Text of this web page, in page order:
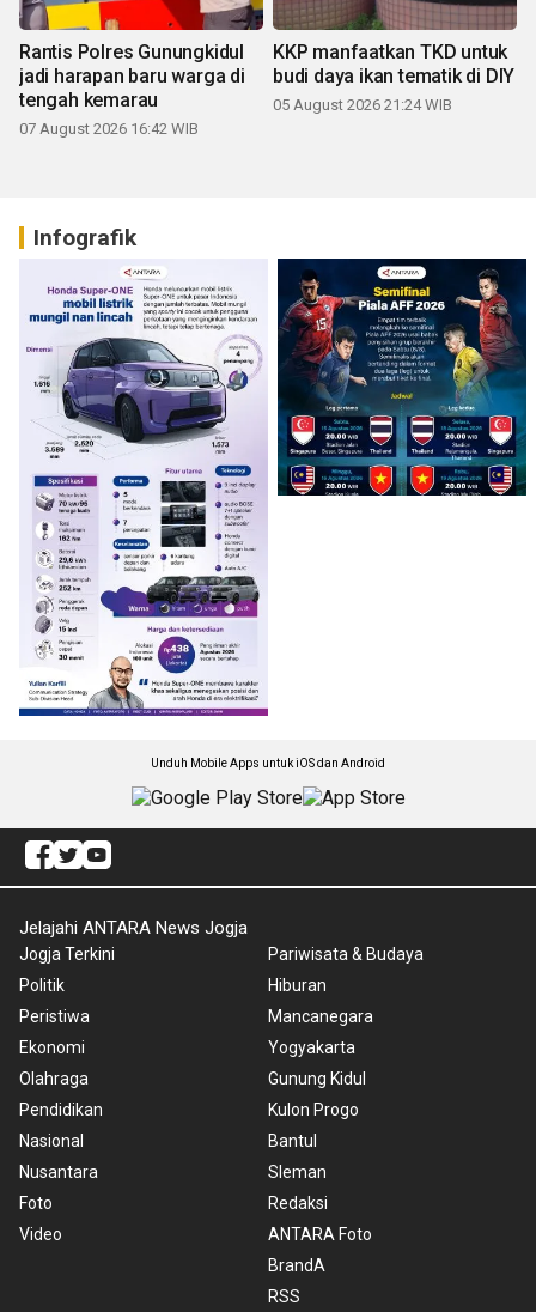
Rantis Polres Gunungkidul
jadi harapan baru warga di
tengah kemarau
07 August 2026 16:42 WIB
KKP manfaatkan TKD untuk
budi daya ikan tematik di DIY
05 August 2026 21:24 WIB
Infografik
Unduh Mobile Apps untuk iOS dan Android
Jelajahi ANTARA News Jogja
Jogja Terkini
Politik
Peristiwa
Ekonomi
Olahraga
Pendidikan
Nasional
Nusantara
Foto
Video
Pariwisata & Budaya
Hiburan
Mancanegara
Yogyakarta
Gunung Kidul
Kulon Progo
Bantul
Sleman
Redaksi
ANTARA Foto
BrandA
RSS